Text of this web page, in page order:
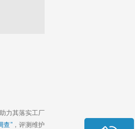
力其落实工厂
查”，评测维护